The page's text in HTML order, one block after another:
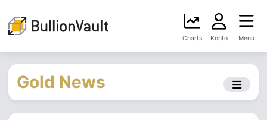
Charts Konto Menü
Gold News